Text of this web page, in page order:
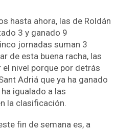
hasta ahora, las de Roldán
3 y ganado 9
jornadas suman 3
de esta buena racha, las
nivel porque por detrás
Adriá que ya ha ganado
igualado a las
la clasificación.
fin de semana es, a